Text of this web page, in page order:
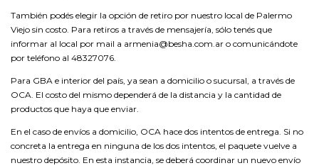
También podés elegir la opción de retiro por nuestro local de Palermo
Viejo sin costo. Para retiros a través de mensajería, sólo tenés que
informar al local por mail a armenia@besha.com.ar o comunicándote
por teléfono al 48327076.
Para GBA e interior del país, ya sean a domicilio o sucursal, a través de
OCA. El costo del mismo dependerá de la distancia y la cantidad de
productos que haya que enviar.
En el caso de envíos a domicilio, OCA hace dos intentos de entrega. Si no
concreta la entrega en ninguna de los dos intentos, el paquete vuelve a
nuestro depósito. En esta instancia, se deberá coordinar un nuevo envío